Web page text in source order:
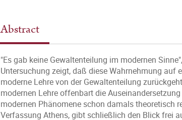
Abstract
"Es gab keine Gewaltenteilung im modernen
Untersuchung zeigt, daß diese Wahrnehmung auf
moderne Lehre von der Gewaltenteilung
modernen Lehre offenbart die
modernen Phänomene schon damals theoretisch
Verfassung Athens, gibt schließlich den Blick frei